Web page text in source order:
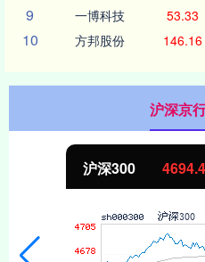
9 一博科技 53.33
10 方邦股份 146.16
沪深京
北证50